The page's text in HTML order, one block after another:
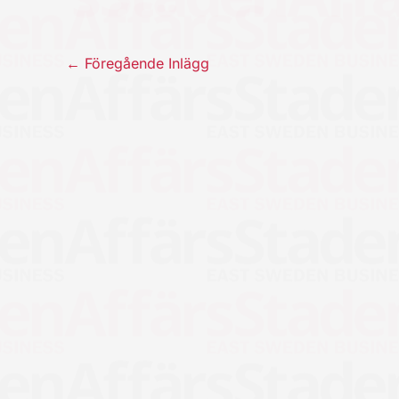
← Föregående Inlägg